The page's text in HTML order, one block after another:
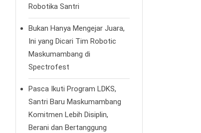
Robotika Santri
Bukan Hanya Mengejar Juara,
Ini yang Dicari Tim Robotic
Maskumambang di
Spectrofest
Pasca Ikuti Program LDKS,
Santri Baru Maskumambang
Komitmen Lebih Disiplin,
Berani dan Bertanggung